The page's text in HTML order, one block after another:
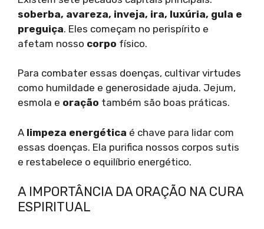
soberba, avareza, inveja, ira, luxúria, gula e
preguiça. Eles começam no perispírito e
afetam nosso corpo físico.
Para combater essas doenças, cultivar virtudes
como humildade e generosidade ajuda. Jejum,
esmola e oração também são boas práticas.
A limpeza energética é chave para lidar com
essas doenças. Ela purifica nossos corpos sutis
e restabelece o equilíbrio energético.
A IMPORTÂNCIA DA ORAÇÃO NA CURA
ESPIRITUAL